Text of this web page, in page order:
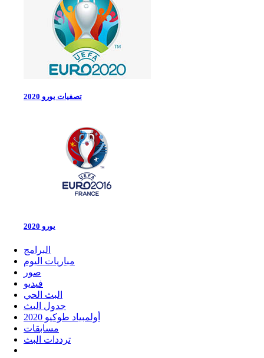
تصفيات يورو 2020
يورو 2020
البرامج
مباريات اليوم
صور
فيديو
البث الحي
جدول البث
أولمبياد طوكيو 2020
مسابقات
ترددات البث